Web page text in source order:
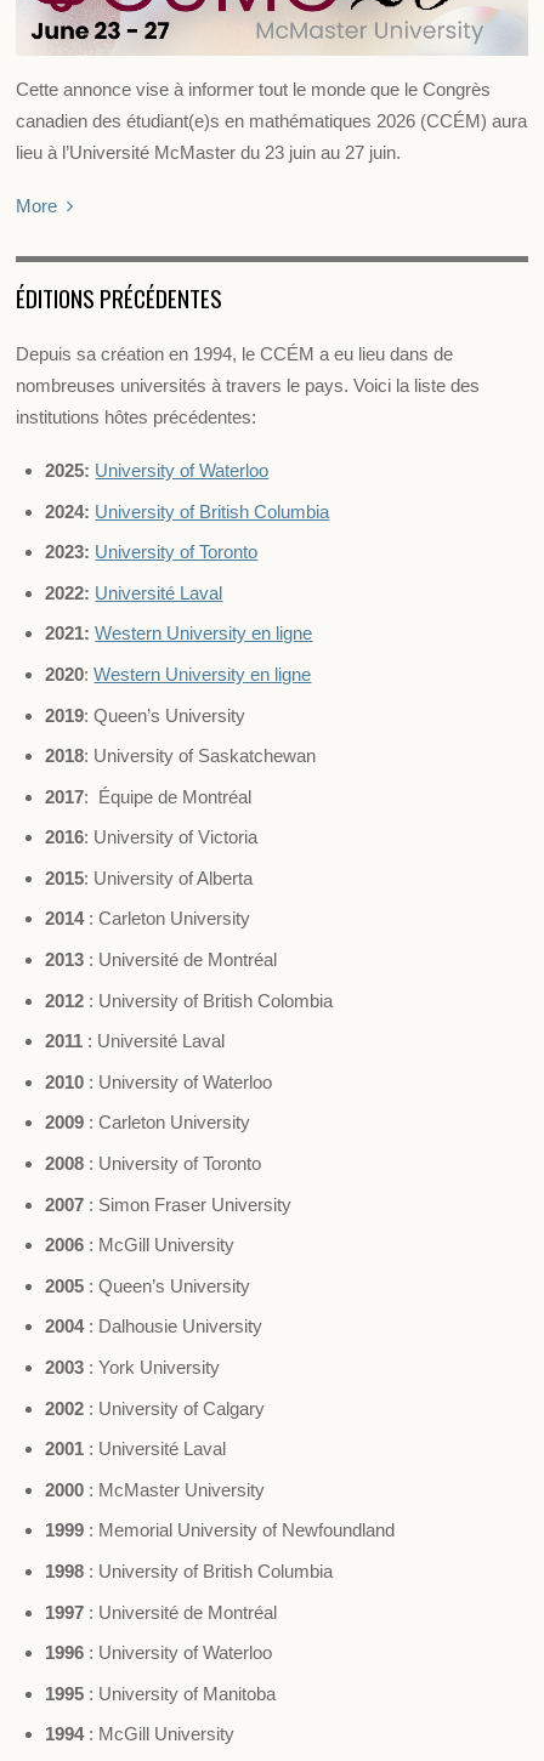
Cette annonce vise à informer tout le monde que le Congrès
canadien des étudiant(e)s en mathématiques 2026 (CCÉM) aura
lieu à l’Université McMaster du 23 juin au 27 juin.
More
ÉDITIONS PRÉCÉDENTES
Depuis sa création en 1994, le CCÉM a eu lieu dans de
nombreuses universités à travers le pays. Voici la liste des
institutions hôtes précédentes:
2025: University of Waterloo
2024: University of British Columbia
2023: University of Toronto
2022: Université Laval
2021:Western University en ligne
2020:Western University en ligne
2019: Queen’s University
2018: University of Saskatchewan
2017: Équipe de Montréal
2016: University of Victoria
2015: University of Alberta
2014: Carleton University
2013 : Université de Montréal
2012 : University of British Colombia
2011 : Université Laval
2010 : University of Waterloo
2009 : Carleton University
2008 : University of Toronto
2007 : Simon Fraser University
2006 : McGill University
2005 : Queen’s University
2004: Dalhousie University
2003 : York University
2002 : University of Calgary
2001 : Université Laval
2000 : McMaster University
1999 : Memorial University of Newfoundland
1998 : University of British Columbia
1997 : Université de Montréal
1996 : University of Waterloo
1995 : University of Manitoba
1994: McGill University